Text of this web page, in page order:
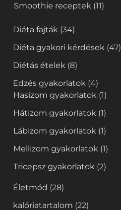
Smoothie receptek (11)
Diéta fajták (34)
Diéta gyakori kérdések (47)
Diétás ételek (8)
Edzés gyakorlatok (4)
Hasizom gyakorlatok (1)
Hátizom gyakorlatok (1)
Lábizom gyakorlatok (1)
Mellizom gyakorlatok (1)
Tricepsz gyakorlatok (2)
Életmód (28)
kalóriatartalom (22)